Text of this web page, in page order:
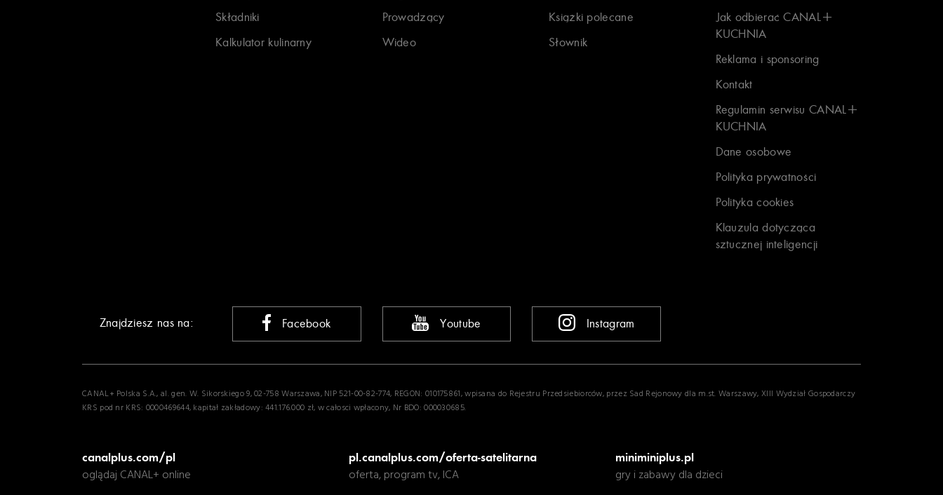
Składniki
Kalkulator kulinarny
Prowadzący
Wideo
Książki polecane
Słownik
Jak odbierać CANAL+
KUCHNIA
Reklama i sponsoring
Kontakt
Regulamin serwisu CANAL+
KUCHNIA
Dane osobowe
Polityka prywatności
Polityka cookies
Klauzula dotycząca
sztucznej inteligencji
Znajdziesz nas na: Facebook Youtube Instagram
CANAL+ Polska S.A., al. gen. W. Sikorskiego 9, 02-758 Warszawa, NIP 521-00-82-774, REGON: 010175861, wpisana do Rejestru Przedsiebiorców, przez Sad Rejonowy dla m.st. Warszawy, XIII Wydział Gospodarczy
KRS pod nr KRS: 0000469644, kapitał zakładowy: 441.176.000 zł, w całosci wpłacony, Nr BDO: 000030685.
canalplus.com/pl
oglądaj CANAL+ online
pl.canalplus.com/oferta-satelitarna
oferta, program tv, ICA
miniminiplus.pl
gry i zabawy dla dzieci